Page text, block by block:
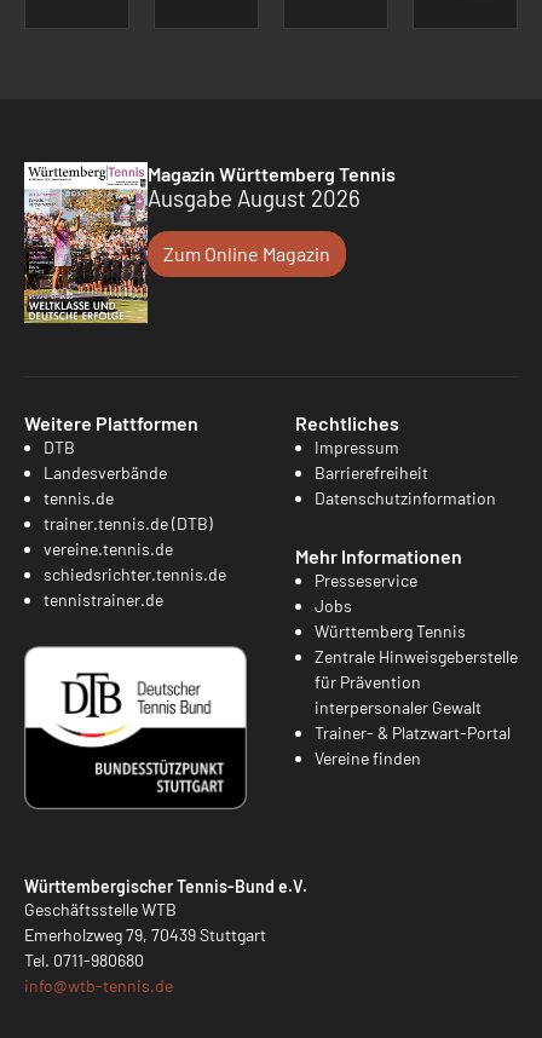
Magazin Württemberg Tennis
Ausgabe August 2026
Zum Online Magazin
Weitere Plattformen
DTB
Landesverbände
tennis.de
trainer.tennis.de (DTB)
vereine.tennis.de
schiedsrichter.tennis.de
tennistrainer.de
Rechtliches
Impressum
Barrierefreiheit
Datenschutzinformation
Mehr Informationen
Presseservice
Jobs
Württemberg Tennis
Zentrale Hinweisgeberstelle
für Prävention
interpersonaler Gewalt
Trainer- & Platzwart-Portal
Vereine finden
Württembergischer Tennis-Bund e.V.
Geschäftsstelle WTB
Emerholzweg 79, 70439 Stuttgart
Tel. 0711-980680
info@wtb-tennis.de